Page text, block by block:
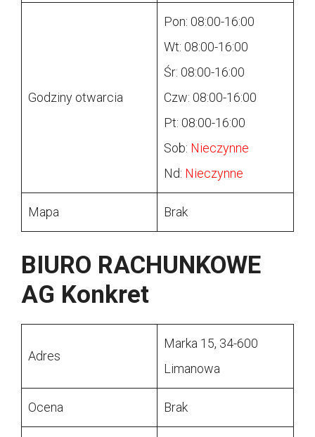
Godziny otwarcia
Pon: 08:00-16:00
Wt: 08:00-16:00
Śr: 08:00-16:00
Czw: 08:00-16:00
Pt: 08:00-16:00
Sob: Nieczynne
Nd: Nieczynne
Mapa Brak
BIURO RACHUNKOWE
AG Konkret
Adres
Marka 15, 34-600
Limanowa
Ocena Brak